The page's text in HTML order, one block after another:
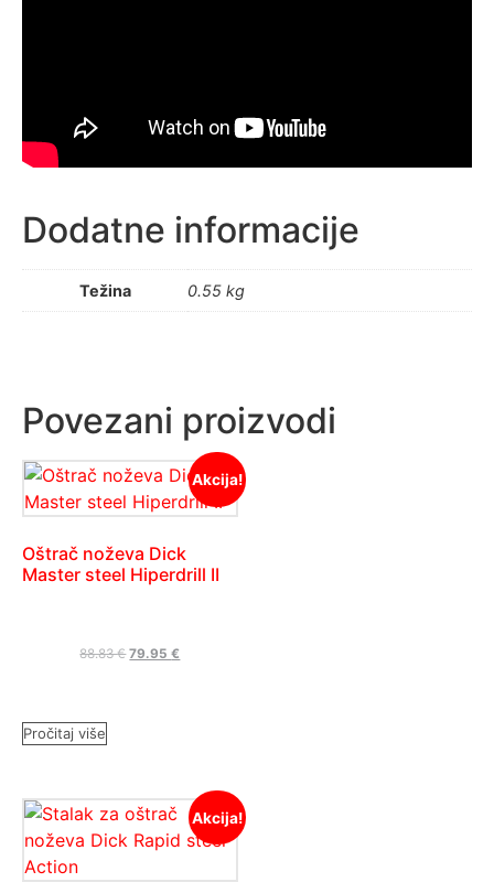
Dodatne informacije
Težina 0.55 kg
Povezani proizvodi
Akcija!
Oštrač noževa Dick
Master steel Hiperdrill II
88.83€ 79.95€
Pročitaj više
Akcija!